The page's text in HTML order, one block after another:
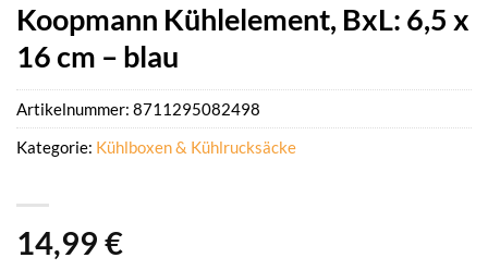
Koopmann Kühlelement, BxL: 6,5 x
16 cm – blau
14,99 €
Artikelnummer: 8711295082498
Kategorie: Kühlboxen & Kühlrucksäcke